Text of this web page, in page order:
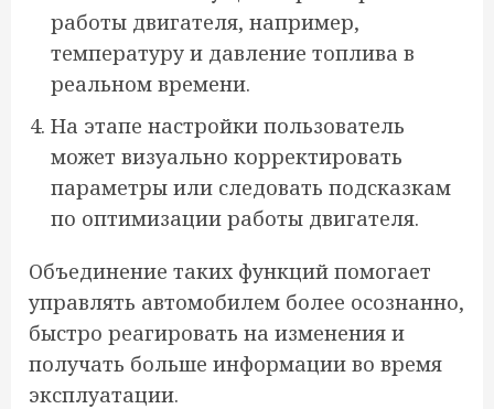
работы двигателя, например,
температуру и давление топлива в
реальном времени.
На этапе настройки пользователь
может визуально корректировать
параметры или следовать подсказкам
по оптимизации работы двигателя.
Объединение таких функций помогает
управлять автомобилем более осознанно,
быстро реагировать на изменения и
получать больше информации во время
эксплуатации.